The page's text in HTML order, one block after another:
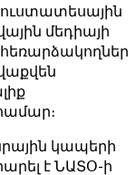
մեդիայի
կապերի
է ՆԱՏՕ-ի